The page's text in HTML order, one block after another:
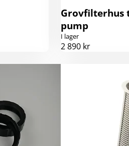
Grovfilterhus
pump
I lager
2 890 kr